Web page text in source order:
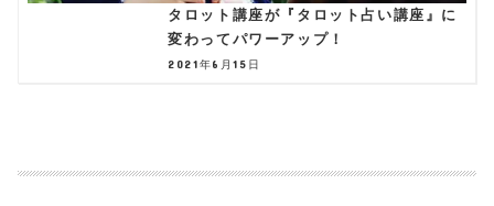
タロット講座が『タロット占い講座』に
変わってパワーアップ！
2021年6月15日